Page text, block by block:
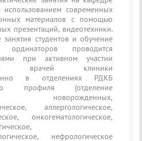
использованием современных
материалов с помощью
презентаций, видеотехники.
занятия студентов и обучение
ординаторов проводится
при активном участии
врачей клиники
в отделениях РДКБ
профиля (отделение
новорожденных,
аллергологическое,
онкогематологическое,
нефрологическое